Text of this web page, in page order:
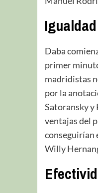
Daba
primer
madridistas
por la
Satoransky y
ventajas del
conseguirían
Willy